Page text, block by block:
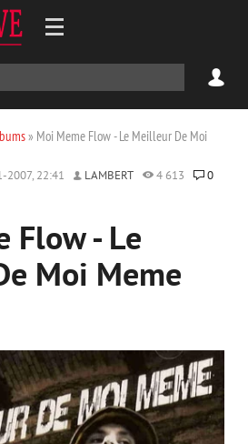
» Moi Meme Flow - Le Meilleur De Moi
2007, 22:41 LAMBERT 4 613
0
Flow - Le
Moi Meme